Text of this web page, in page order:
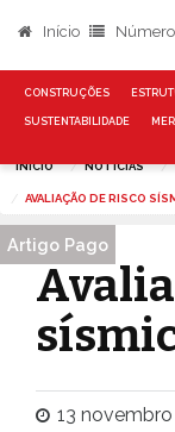
Início
CONSTRUÇÕES
SUSTENTABILIDADE
INÍCIO NOTÍCIAS
AVALIAÇÃO DE RISCO
Artigo Pago
13